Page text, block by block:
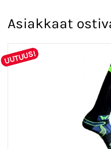
Asiakkaat
UUTUUS!